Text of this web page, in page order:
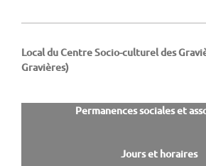
Local du Centre Socio-culturel des
Gravières)
Permanences sociales et
Jours et horaires